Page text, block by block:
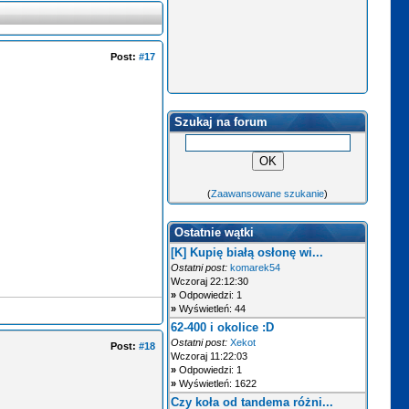
Post:#17
Post:#18
Szukaj na forum
(Zaawansowane szukanie)
Ostatnie wątki
[K] Kupię białą osłonę wi...
Ostatni post: komarek54
Wczoraj 22:12:30
»Odpowiedzi: 1
»Wyświetleń: 44
62-400 i okolice :D
Ostatni post: Xekot
Wczoraj 11:22:03
»Odpowiedzi: 1
»Wyświetleń: 1622
Czy koła od tandema różni...